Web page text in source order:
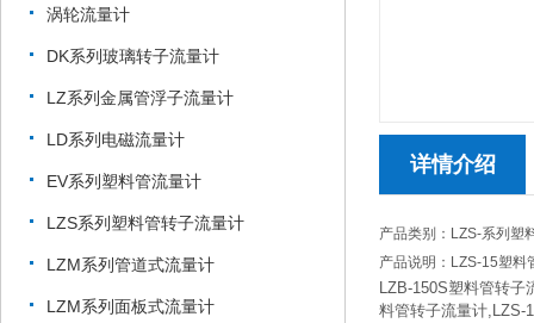
涡轮流量计
DK系列玻璃转子流量计
LZ系列金属管浮子流量计
LD系列电磁流量计
EV系列塑料管流量计
LZS系列塑料管转子流量计
LZM系列管道式流量计
LZM系列面板式流量计
详情介绍
产品类别：LZS-系列塑
产品说明：LZS-15塑料
LZB-150S塑料管转子
料管转子流量计,LZS-